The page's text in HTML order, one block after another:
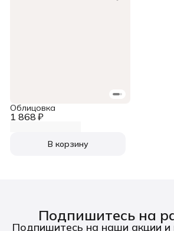
1 868 ₽
Облицовка
В корзину
Подпишитесь на
Подпишитесь на наши акции и